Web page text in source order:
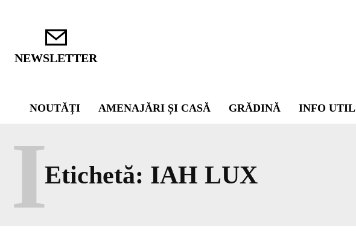
NEWSLETTER
NOUTĂȚI AMENAJĂRI ȘI CASĂ GRĂDINĂ INFO UTIL
Etichetă: IAH LUX
I